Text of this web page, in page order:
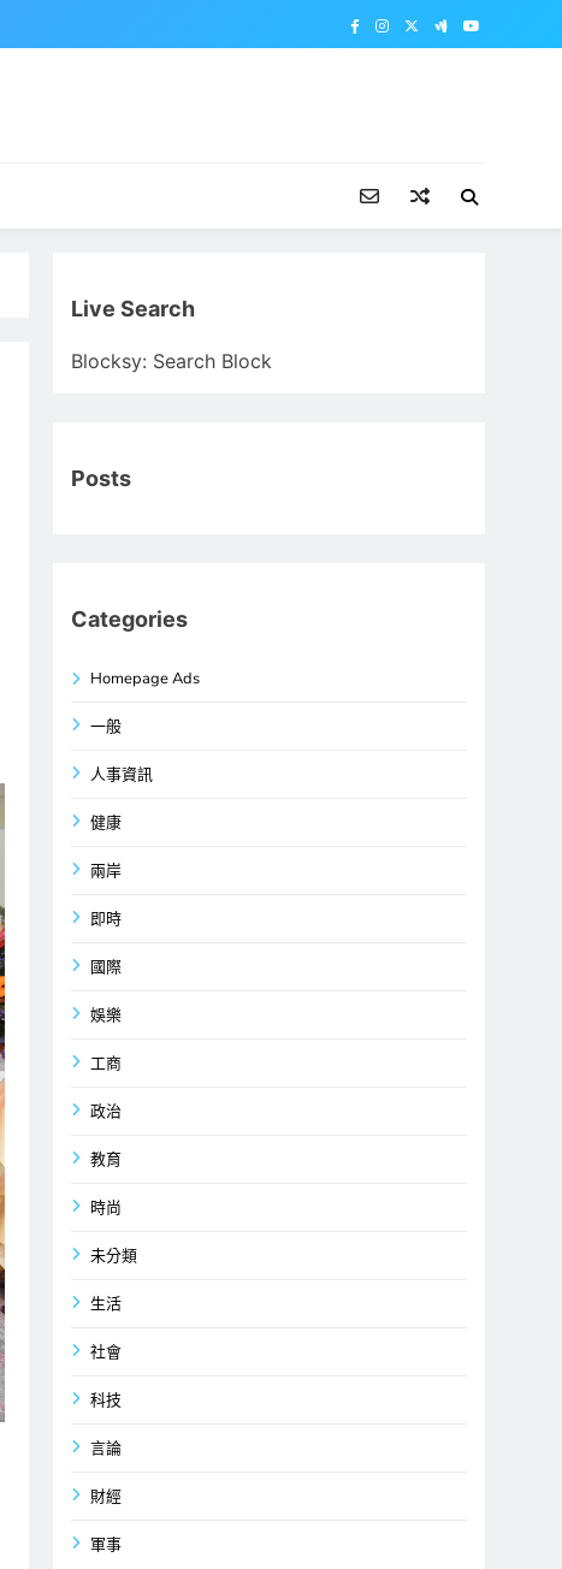
Live Search
Blocksy: Search Block
Posts
Categories
Homepage Ads
一般
人事資訊
健康
兩岸
即時
國際
娛樂
工商
政治
教育
時尚
未分類
生活
社會
科技
言論
財經
軍事